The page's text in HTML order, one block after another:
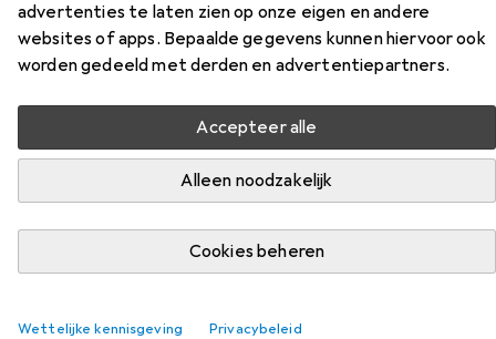
advertenties te laten zien op onze eigen en andere
websites of apps. Bepaalde gegevens kunnen hiervoor ook
worden gedeeld met derden en advertentiepartners.
Accepteer alle
Alleen noodzakelijk
Cookies beheren
Wettelijke kennisgeving Privacybeleid
Vind bijpassende accessoires voor de PRO Bike Gear Vibe
uit de categorie Fietszadel.
Fietszadel